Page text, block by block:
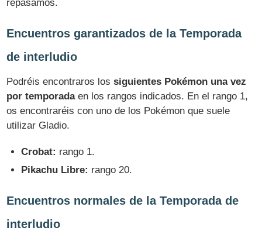
repasamos.
Encuentros garantizados de la Temporada
de interludio
Podréis encontraros lossiguientes Pokémon una vez
por temporadaen los rangos indicados. En el rango 1,
os encontraréis con uno de los Pokémon que suele
utilizar Gladio.
Crobat: rango 1.
Pikachu Libre: rango 20.
Encuentros normales de la Temporada de
interludio